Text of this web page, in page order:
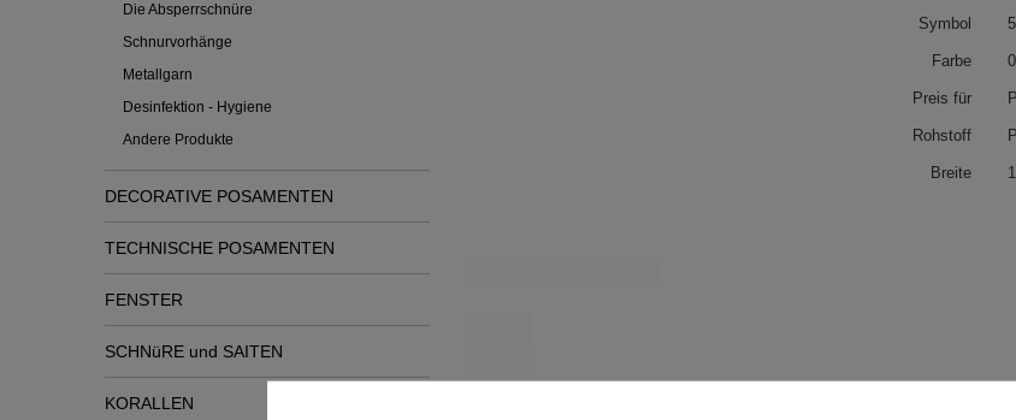
Die Absperrschnüre
Schnurvorhänge
Metallgarn
Desinfektion - Hygiene
Andere Produkte
DECORATIVE POSAMENTEN
TECHNISCHE POSAMENTEN
FENSTER
SCHNüRE und SAITEN
KORALLEN
Symbol
Farbe
Preis für
Rohstoff
Breite